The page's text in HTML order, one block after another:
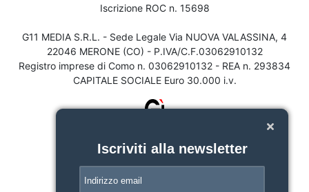
Iscrizione ROC n. 15698
G11 MEDIA S.R.L. - Sede Legale Via NUOVA VALASSINA, 4
22046 MERONE (CO) - P.IVA/C.F.03062910132
Registro imprese di Como n. 03062910132 - REA n. 293834
CAPITALE SOCIALE Euro 30.000 i.v.
Iscriviti alla newsletter